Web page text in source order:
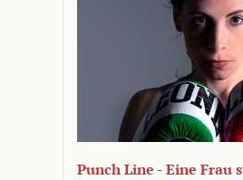
Punch Line - Eine Frau